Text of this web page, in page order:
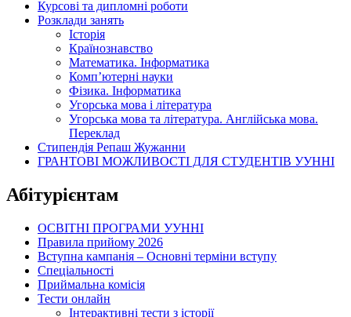
Курсові та дипломні роботи
Розклади занять
Історія
Країнознавство
Математика. Інформатика
Комп’ютерні науки
Фізика. Інформатика
Угорська мова і література
Угорська мова та література. Англійська мова.
Переклад
Стипендія Репаш Жужанни
ГРАНТОВІ МОЖЛИВОСТІ ДЛЯ СТУДЕНТІВ УУННІ
Абітурієнтам
ОСВІТНІ ПРОГРАМИ УУННІ
Правила прийому 2026
Вступна кампанія – Основні терміни вступу
Спеціальності
Приймальна комісія
Тести онлайн
Інтерактивні тести з історії